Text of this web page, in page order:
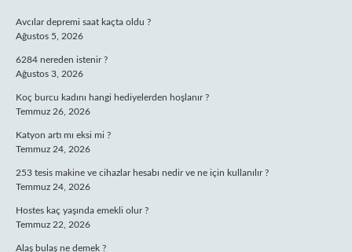
Avcılar depremi saat kaçta oldu ?
Ağustos 5, 2026
6284 nereden istenir ?
Ağustos 3, 2026
Koç burcu kadını hangi hediyelerden hoşlanır ?
Temmuz 26, 2026
Katyon artı mı eksi mi ?
Temmuz 24, 2026
253 tesis makine ve cihazlar hesabı nedir ve ne için kullanılır ?
Temmuz 24, 2026
Hostes kaç yaşında emekli olur ?
Temmuz 22, 2026
Alaş bulaş ne demek ?